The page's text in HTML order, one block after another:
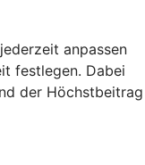
anpassen
festlegen. Dabei
der Höchstbeitrag